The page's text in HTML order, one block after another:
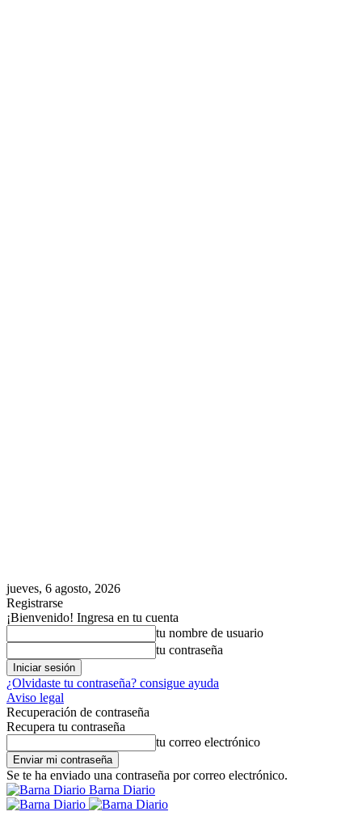
jueves, 6 agosto, 2026
Registrarse
¡Bienvenido! Ingresa en tu cuenta
tu nombre de usuario
tu contraseña
¿Olvidaste tu contraseña? consigue ayuda
Aviso legal
Recuperación de contraseña
Recupera tu contraseña
tu correo electrónico
Se te ha enviado una contraseña por correo electrónico.
Barna Diario